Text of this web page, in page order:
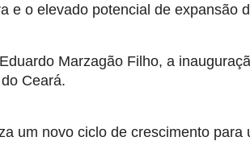
e o elevado potencial de expansão
Marzagão Filho, a
Ceará.
um novo ciclo de crescimento para